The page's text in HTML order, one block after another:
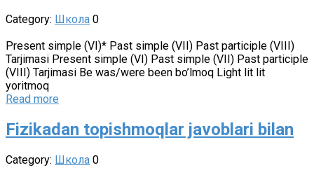
Category: Школа 0
Present simple (VI)* Past simple (VII) Past participle (VIII)
Tarjimasi Present simple (VI) Past simple (VII) Past participle
(VIII) Tarjimasi Be was/were been bo’lmoq Light lit lit
yoritmoq
Read more
Fizikadan topishmoqlar javoblari bilan
Category: Школа 0